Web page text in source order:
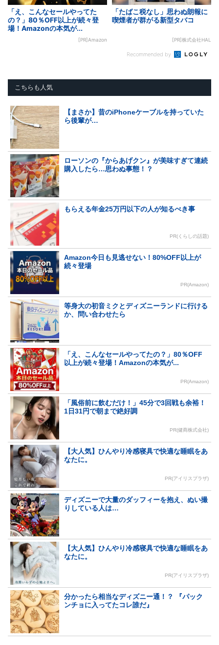
「え、こんなセールやってた
の？」80％OFF以上が続々登
場！Amazonの本気が...
[PR]Amazon
「たばこ税なし」思わぬ朗報に
喫煙者が群がる新型タバコ
[PR]株式会社HAL
Recommended by
こちらも人気
【まさか】昔のiPhoneケーブルを持っていた
ら後輩が…
ローソンの『からあげクン』が美味すぎて連続
購入したら…思わぬ事態！？
もらえる年金25万円以下の人が知るべき事
PR(くらしの話題)
Amazon今日も見逃せない！80%OFF以上が
続々登場
PR(Amazon)
等身大の初音ミクとディズニーランドに行ける
か、問い合わせたら
「え、こんなセールやってたの？」80％OFF
以上が続々登場！Amazonの本気が...
PR(Amazon)
「風俗前に飲むだけ！」45分で3回戦も余裕！
1日31円で朝まで絶好調
PR(健商株式会社)
【大人気】ひんやり冷感寝具で快適な睡眠をあ
なたに。
PR(アイリスプラザ)
ディズニーで大量のダッフィーを抱え、ぬい撮
りしている人は…
【大人気】ひんやり冷感寝具で快適な睡眠をあ
なたに。
PR(アイリスプラザ)
分かったら相当なディズニー通！？ 『パック
ンチョに入ってたコレ誰だ』